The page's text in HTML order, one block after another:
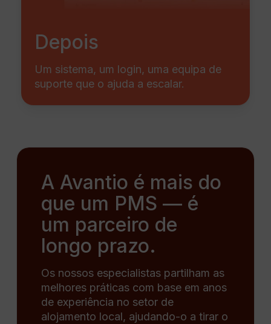
Depois
Um sistema, um login, uma equipa de
suporte que o ajuda a escalar.
A Avantio é mais do
que um PMS — é
um parceiro de
longo prazo.
Os nossos especialistas partilham as
melhores práticas com base em anos
de experiência no setor de
alojamento local, ajudando-o a tirar o